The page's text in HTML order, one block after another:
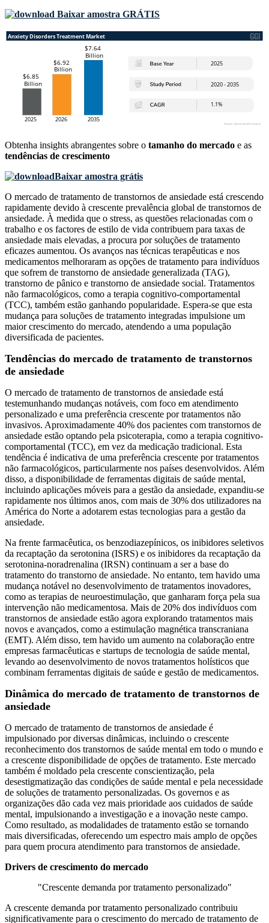
Baixar amostra GRÁTIS
Obtenha insights abrangentes sobre o tamanho do mercado e as
tendências de crescimento
Baixar amostra grátis
O mercado de tratamento de transtornos de ansiedade está crescendo
rapidamente devido à crescente prevalência global de transtornos de
ansiedade. À medida que o stress, as questões relacionadas com o
trabalho e os factores de estilo de vida contribuem para taxas de
ansiedade mais elevadas, a procura por soluções de tratamento
eficazes aumentou. Os avanços nas técnicas terapêuticas e nos
medicamentos melhoraram as opções de tratamento para indivíduos
que sofrem de transtorno de ansiedade generalizada (TAG),
transtorno de pânico e transtorno de ansiedade social. Tratamentos
não farmacológicos, como a terapia cognitivo-comportamental
(TCC), também estão ganhando popularidade. Espera-se que esta
mudança para soluções de tratamento integradas impulsione um
maior crescimento do mercado, atendendo a uma população
diversificada de pacientes.
Tendências do mercado de tratamento de transtornos
de ansiedade
O mercado de tratamento de transtornos de ansiedade está
testemunhando mudanças notáveis, com foco em atendimento
personalizado e uma preferência crescente por tratamentos não
invasivos. Aproximadamente 40% dos pacientes com transtornos de
ansiedade estão optando pela psicoterapia, como a terapia cognitivo-
comportamental (TCC), em vez da medicação tradicional. Esta
tendência é indicativa de uma preferência crescente por tratamentos
não farmacológicos, particularmente nos países desenvolvidos. Além
disso, a disponibilidade de ferramentas digitais de saúde mental,
incluindo aplicações móveis para a gestão da ansiedade, expandiu-se
rapidamente nos últimos anos, com mais de 30% dos utilizadores na
América do Norte a adotarem estas tecnologias para a gestão da
ansiedade.
Na frente farmacêutica, os benzodiazepínicos, os inibidores seletivos
da recaptação da serotonina (ISRS) e os inibidores da recaptação da
serotonina-noradrenalina (IRSN) continuam a ser a base do
tratamento do transtorno de ansiedade. No entanto, tem havido uma
mudança notável no desenvolvimento de tratamentos inovadores,
como as terapias de neuroestimulação, que ganharam força pela sua
intervenção não medicamentosa. Mais de 20% dos indivíduos com
transtornos de ansiedade estão agora explorando tratamentos mais
novos e avançados, como a estimulação magnética transcraniana
(EMT). Além disso, tem havido um aumento na colaboração entre
empresas farmacêuticas e startups de tecnologia de saúde mental,
levando ao desenvolvimento de novos tratamentos holísticos que
combinam ferramentas digitais de saúde e gestão de medicamentos.
Dinâmica do mercado de tratamento de transtornos de
ansiedade
O mercado de tratamento de transtornos de ansiedade é
impulsionado por diversas dinâmicas, incluindo o crescente
reconhecimento dos transtornos de saúde mental em todo o mundo e
a crescente disponibilidade de opções de tratamento. Este mercado
também é moldado pela crescente conscientização, pela
desestigmatização das condições de saúde mental e pela necessidade
de soluções de tratamento personalizadas. Os governos e as
organizações dão cada vez mais prioridade aos cuidados de saúde
mental, impulsionando a investigação e a inovação neste campo.
Como resultado, as modalidades de tratamento estão se tornando
mais diversificadas, oferecendo um espectro mais amplo de opções
para quem procura atendimento para transtornos de ansiedade.
Drivers de crescimento do mercado
"Crescente demanda por tratamento personalizado"
A crescente demanda por tratamento personalizado contribuiu
significativamente para o crescimento do mercado de tratamento de